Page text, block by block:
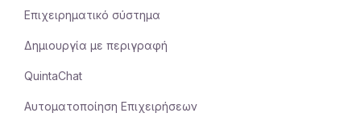
Επιχειρηματικό σύστημα
Δημιουργία με περιγραφή
QuintaChat
Αυτοματοποίηση Επιχειρήσεων